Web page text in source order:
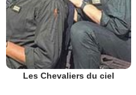
Les Chevaliers du ciel